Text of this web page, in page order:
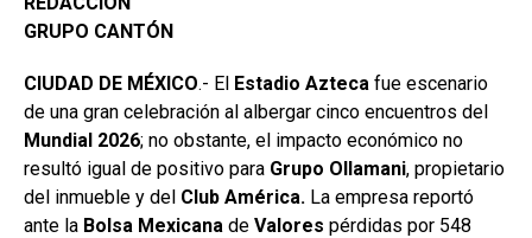
GRUPO CANTÓN
CIUDAD DE MÉXICO.- El Estadio Azteca fue escenario
de una gran celebración al albergar cinco encuentros del
Mundial 2026; no obstante, el impacto económico no
resultó igual de positivo para Grupo Ollamani, propietario
del inmueble y del Club América. La empresa reportó
ante la Bolsa Mexicana de Valores pérdidas por 548